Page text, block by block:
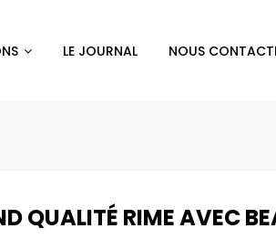
LE JOURNAL NOUS
QUALITÉ RIME AVEC